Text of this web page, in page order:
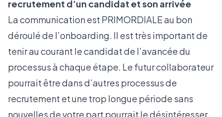
recrutement d’un candidat et son arrivée
La communication est PRIMORDIALE au bon
déroulé de l’onboarding. Il est très important de
tenir au courant le candidat de l’avancée du
processus à chaque étape. Le futur collaborateur
pourrait être dans d’autres processus de
recrutement et une trop longue période sans
nouvelles de votre part pourrait le désintéresser.